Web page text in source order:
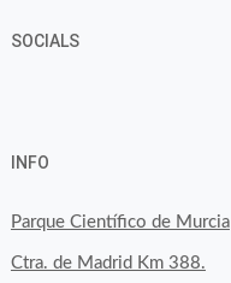
SOCIALS
byfoodtopia
en
byfoodtopia
en
byfoodtopia
en
INFO
Parque Científico de Murcia
Ctra. de Madrid Km 388.